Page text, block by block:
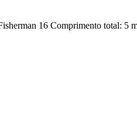
16 Comprimento total: 5